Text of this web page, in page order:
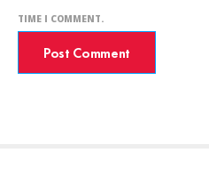
TIME I COMMENT.